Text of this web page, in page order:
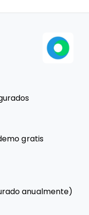
gratis
anualmente)